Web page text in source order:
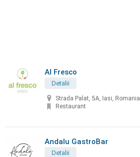
Al Fresco
Detalii
Strada Palat, 5A, Iasi, Romania
Restaurant
Andalu GastroBar
Detalii